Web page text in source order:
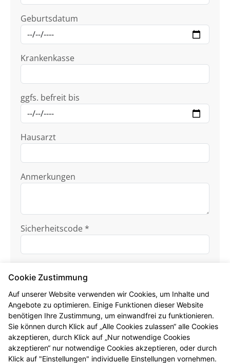
Geburtsdatum
Krankenkasse
ggfs. befreit bis
Hausarzt
Anmerkungen
Sicherheitscode *
Ich habe dieDatenschutzhinweisezur
Kenntnis genommen.
Formular jetzt absenden
Cookie Zustimmung
Auf unserer Website verwenden wir Cookies, um Inhalte und
Angebote zu optimieren. Einige Funktionen dieser Website
benötigen Ihre Zustimmung, um einwandfrei zu funktionieren.
Sie können durch Klick auf „Alle Cookies zulassen“ alle Cookies
akzeptieren, durch Klick auf „Nur notwendige Cookies
akzeptieren“ nur notwendige Cookies akzeptieren, oder durch
Klick auf "Einstellungen" individuelle Einstellungen vornehmen.